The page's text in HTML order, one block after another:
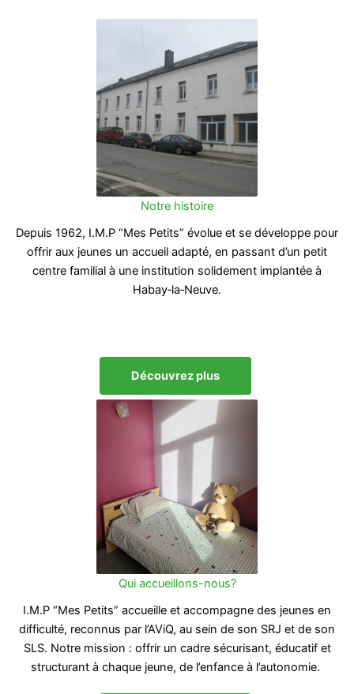
Notre histoire
Depuis 1962, I.M.P “Mes Petits” évolue et se développe pour
offrir aux jeunes un accueil adapté, en passant d’un petit
centre familial à une institution solidement implantée à
Habay‑la‑Neuve.
Découvrez plus
Qui accueillons-nous?
I.M.P “Mes Petits” accueille et accompagne des jeunes en
difficulté, reconnus par l’AViQ, au sein de son SRJ et de son
SLS. Notre mission : offrir un cadre sécurisant, éducatif et
structurant à chaque jeune, de l’enfance à l’autonomie.